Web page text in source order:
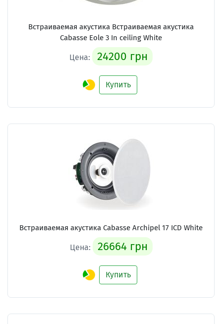
Встраиваемая акустика Встраиваемая акустика
Cabasse Eole 3 In ceiling White
Цена: 24200 грн
Купить
Встраиваемая акустика Cabasse Archipel 17 ICD White
Цена: 26664 грн
Купить